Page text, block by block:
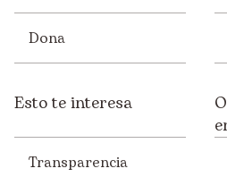
Dona
Esto te interesa
Transparencia